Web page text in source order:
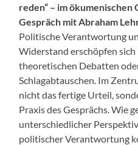
reden“ – im ökumenischen
Gespräch mit Abraham
Politische Verantwortung
Widerstand erschöpfen
theoretischen Debatten
Schlagabtauschen. Im
nicht das fertige Urteil,
Praxis des Gesprächs. Wie
unterschiedlicher
politischer Verantwortung